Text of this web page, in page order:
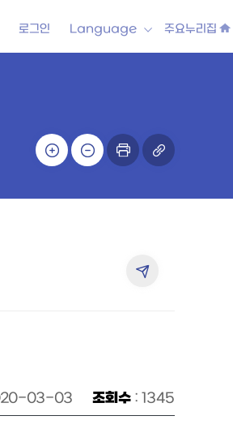
로그인 Language 주요누리집
03-03 조회수 : 1345